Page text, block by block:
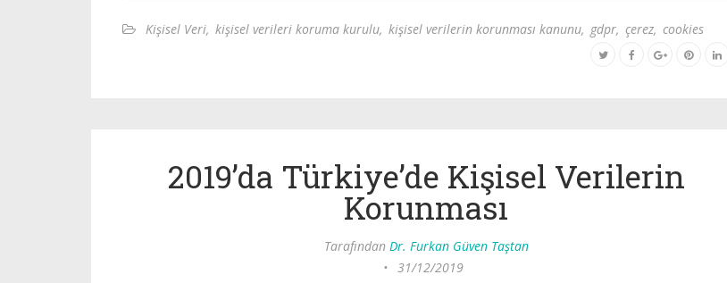
Kişisel Veri, kişisel verileri koruma kurulu, kişisel verilerin korunması kanunu, gdpr, çerez, cookies
2019’da Türkiye’de Kişisel Verilerin
Korunması
Tarafından Dr. Furkan Güven Taştan
• 31/12/2019